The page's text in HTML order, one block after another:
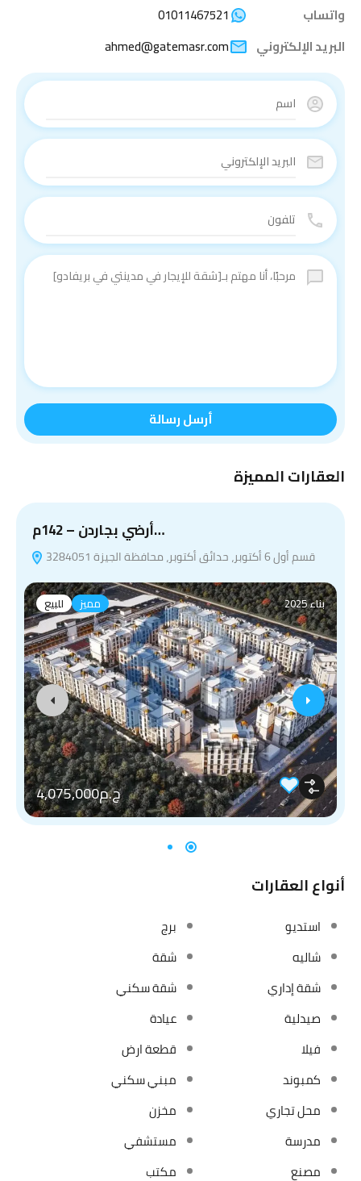
واتساب
01011467521
البريد الإلكتروني
ahmed@gatemasr.com
أرسل رسالة
العقارات المميزة
أرضي بجاردن – 142م…
قسم أول 6 أكتوبر، حدائق أكتوبر، محافظة الجيزة 3284051
للبيع مميز بناء 2025
ج.م4,075,000
أنواع العقارات
استديو
برج
شاليه
شقة
شقة إداري
شقة سكني
صيدلية
عيادة
فيلا
قطعة ارض
كمبوند
مبني سكني
محل تجاري
مخزن
مدرسة
مستشفي
مصنع
مكتب